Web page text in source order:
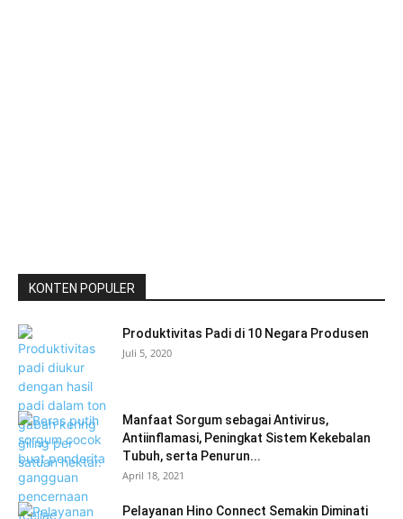
KONTEN POPULER
Produktivitas Padi di 10 Negara Produsen
Juli 5, 2020
Manfaat Sorgum sebagai Antivirus,
Antiinflamasi, Peningkat Sistem Kekebalan
Tubuh, serta Penurun...
April 18, 2021
Pelayanan Hino Connect Semakin Diminati